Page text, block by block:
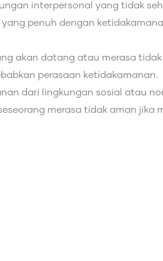
interpersonal yang tidak
penuh dengan
akan datang atau merasa
perasaan ketidakamanan.
dari lingkungan sosial atau
merasa tidak aman jika